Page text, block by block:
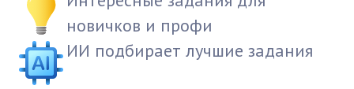
новичков и профи
ИИ подбирает лучшие задания